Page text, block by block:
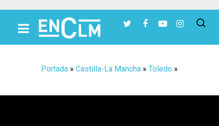
Portada » Castilla-La Mancha » Toledo »